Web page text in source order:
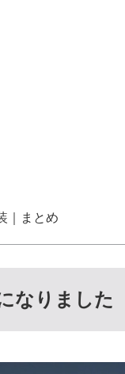
｜まとめ
なりました